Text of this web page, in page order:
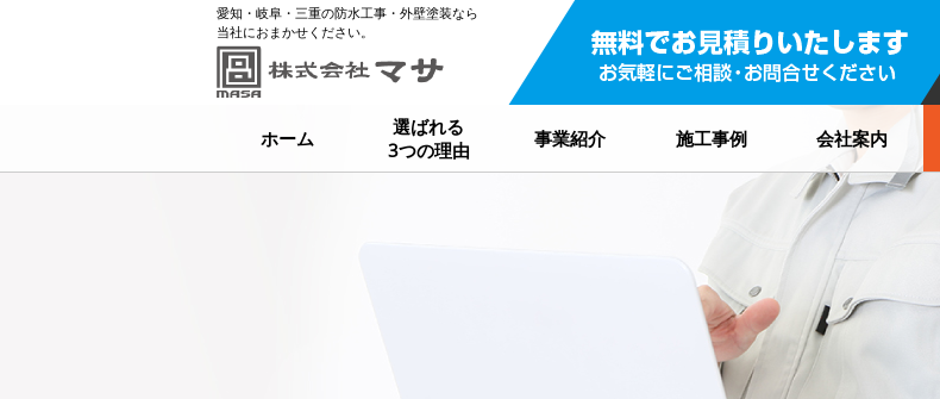
愛知・岐阜・三重の防水工事・外壁塗装なら
当社におまかせください。
ホーム
選ばれる
3つの理由
事業紹介 施工事例 会社案内